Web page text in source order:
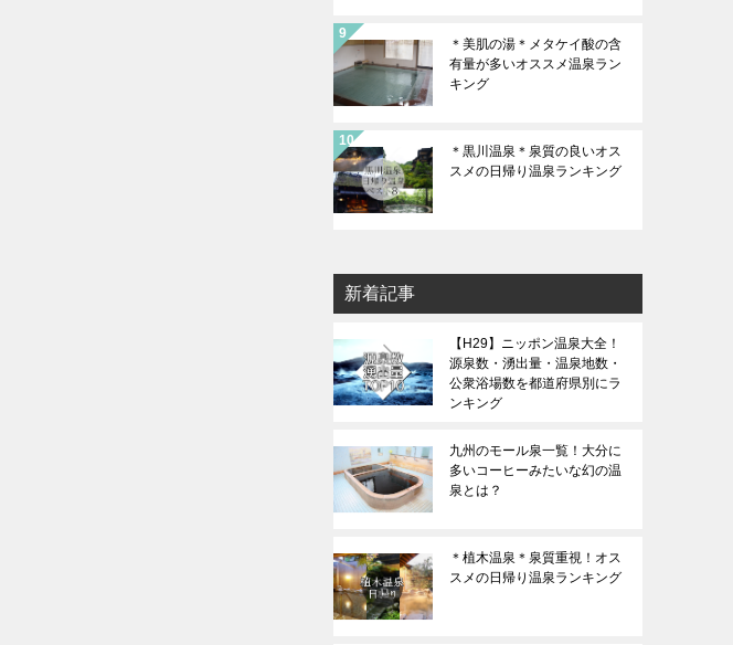
＊美肌の湯＊メタケイ酸の含
有量が多いオススメ温泉ラン
キング
＊黒川温泉＊泉質の良いオス
スメの日帰り温泉ランキング
新着記事
【H29】ニッポン温泉大全！
源泉数・湧出量・温泉地数・
公衆浴場数を都道府県別にラ
ンキング
九州のモール泉一覧！大分に
多いコーヒーみたいな幻の温
泉とは？
＊植木温泉＊泉質重視！オス
スメの日帰り温泉ランキング